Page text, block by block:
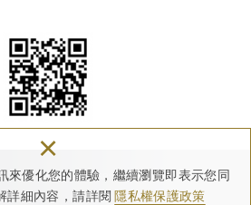
來優化您的體驗，繼續瀏覽即表示您同
詳細內容，請詳閱 隱私權保護政策
×
司 All Rights Reserved. 網頁設計 : 多米諾